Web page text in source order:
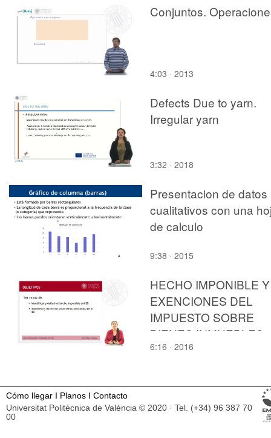
Conjuntos.
4:03 · 2013
Defects Due to yarn.
Irregular yarn
3:32 · 2018
Presentacion de datos
cualitativos con una
de calculo
9:38 · 2015
HECHO IMPONIBLE Y
EXENCIONES DEL
IMPUESTO SOBRE
BIENES INMUEBLES
(IBI)
6:16 · 2016
Cómo llegar I Planos I Contacto
Universitat Politècnica de València © 2020 · Tel. (+34) 96 387 70
00